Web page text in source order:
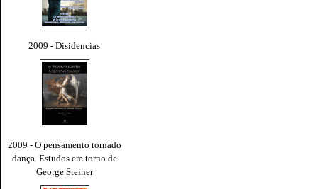
2009 - Disidencias
2009 - O pensamento tornado
dança. Estudos em torno de
George Steiner